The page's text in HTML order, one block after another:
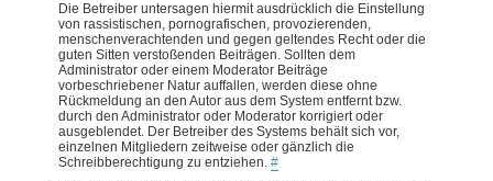
Die Betreiber untersagen hiermit ausdrücklich die Einstellung
von rassistischen, pornografischen, provozierenden,
menschenverachtenden und gegen geltendes Recht oder die
guten Sitten verstoßenden Beiträgen. Sollten dem
Administrator oder einem Moderator Beiträge
vorbeschriebener Natur auffallen, werden diese ohne
Rückmeldung an den Autor aus dem System entfernt bzw.
durch den Administrator oder Moderator korrigiert oder
ausgeblendet. Der Betreiber des Systems behält sich vor,
einzelnen Mitgliedern zeitweise oder gänzlich die
Schreibberechtigung zu entziehen. #